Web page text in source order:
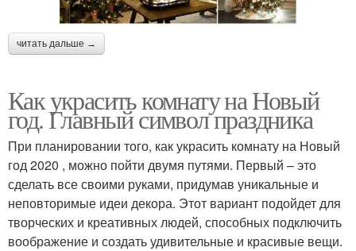
читать дальше →
Как украсить комнату на Новый
год. Главный символ праздника
При планировании того, как украсить комнату на Новый
год 2020 , можно пойти двумя путями. Первый – это
сделать все своими руками, придумав уникальные и
неповторимые идеи декора. Этот вариант подойдет для
творческих и креативных людей, способных подключить
воображение и создать удивительные и красивые вещи.